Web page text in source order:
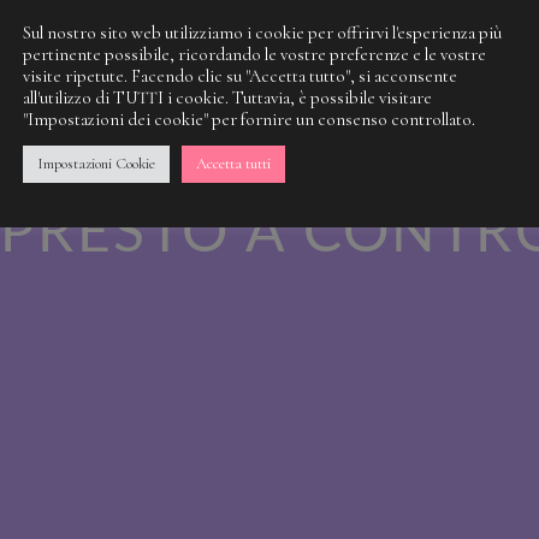
NOSTRA
QUALCOSA DI
PRESTO A
Sul nostro sito web utilizziamo i cookie per offrirvi l'esperienza più
pertinente possibile, ricordando le vostre preferenze e le vostre
visite ripetute. Facendo clic su "Accetta tutto", si acconsente
all'utilizzo di TUTTI i cookie. Tuttavia, è possibile visitare
"Impostazioni dei cookie" per fornire un consenso controllato.
Impostazioni Cookie Accetta tutti